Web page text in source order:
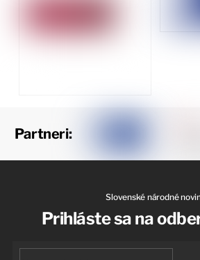
Partneri:
Slovenské národné
Prihláste sa na